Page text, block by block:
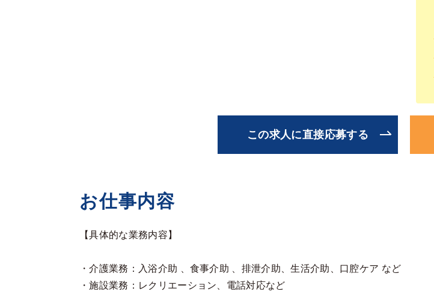
この求人に直接応募する
お仕事内容
【具体的な業務内容】
・介護業務：入浴介助 、食事介助 、排泄介助、生活介助、口腔ケア など
・施設業務：レクリエーション、電話対応など